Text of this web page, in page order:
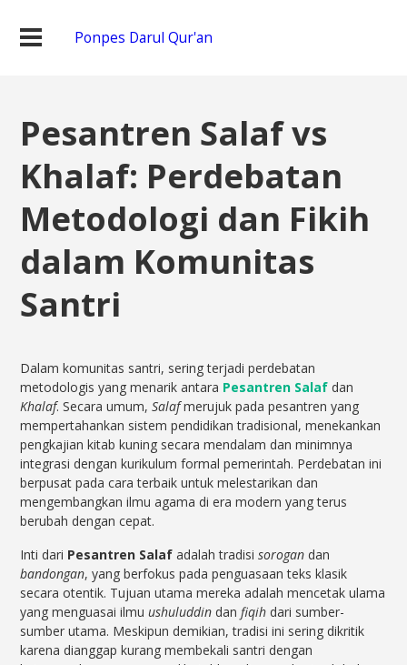
Ponpes Darul Qur'an
Pesantren Salaf vs
Khalaf: Perdebatan
Metodologi dan Fikih
dalam Komunitas
Santri
Dalam komunitas santri, sering terjadi perdebatan
metodologis yang menarik antara Pesantren Salaf dan
Khalaf. Secara umum,Salafmerujuk pada pesantren yang
mempertahankan sistem pendidikan tradisional, menekankan
pengkajian kitab kuning secara mendalam dan minimnya
integrasi dengan kurikulum formal pemerintah. Perdebatan ini
berpusat pada cara terbaik untuk melestarikan dan
mengembangkan ilmu agama di era modern yang terus
berubah dengan cepat.
Inti dari Pesantren Salaf adalah tradisisorogan dan
bandongan, yang berfokus pada penguasaan teks klasik
secara otentik. Tujuan utama mereka adalah mencetak ulama
yang menguasai ilmuushuluddin danfiqih dari sumber-
sumber utama. Meskipun demikian, tradisi ini sering dikritik
karena dianggap kurang membekali santri dengan